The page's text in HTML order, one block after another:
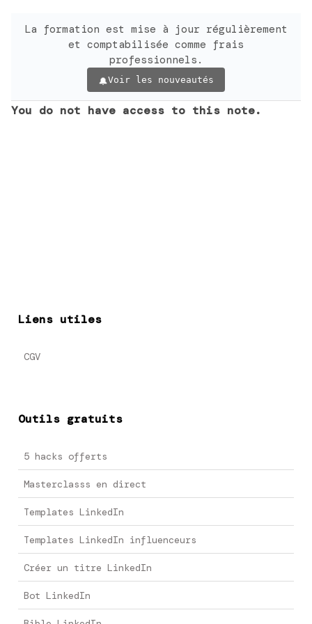
La formation est mise à jour régulièrement
et comptabilisée comme frais
professionnels.
Voir les nouveautés
You do not have access to this note.
Liens utiles
CGV
Outils gratuits
5 hacks offerts
Masterclasss en direct
Templates LinkedIn
Templates LinkedIn influenceurs
Créer un titre LinkedIn
Bot LinkedIn